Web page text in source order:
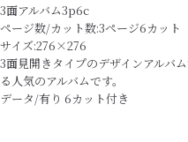
3面アルバム3p6c
ページ数/カット数:3ページ6カット
サイズ:276×276
3面見開きタイプのデザインアルバ
る人気のアルバムです。
データ/有り 6カット付き